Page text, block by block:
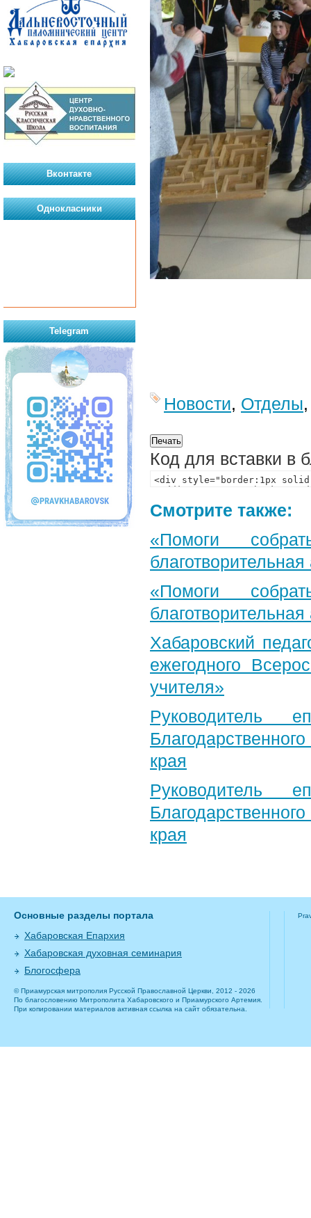
Новости, Отделы
Код для вставки в
Смотрите также:
«Помоги
«Помоги
Хабаровский
ежегодного
учителя»
Руководитель
края
Руководитель
края
Вконтакте
Однокласники
Telegram
Основные разделы портала
Хабаровская Епархия
Хабаровская духовная семинария
Блогосфера
© Приамурская митрополия Русской Православной Церкви, 2012 - 2026
По благословению Митрополита Хабаровского и Приамурского Артемия.
При копировании материалов активная ссылка на сайт обязательна.